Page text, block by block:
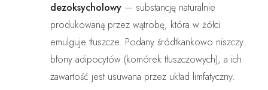
dezoksycholowy — substancję naturalnie
produkowaną przez wątrobę, która w żółci
emulguje tłuszcze. Podany śródtkankowo niszczy
błony adipocytów (komórek tłuszczowych), a ich
zawartość jest usuwana przez układ limfatyczny.